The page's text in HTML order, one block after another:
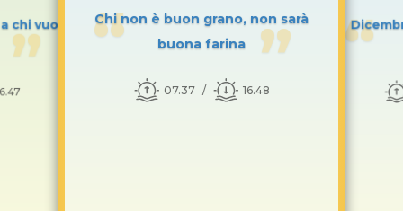
chi vuol
Chi non è buon grano, non sarà
buona farina
07.37 16.48